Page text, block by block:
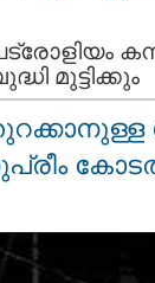
മുട്ടിക്കും